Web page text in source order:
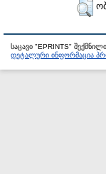
საცავი "EPRINTS"
დეტალური ინფორმაცია